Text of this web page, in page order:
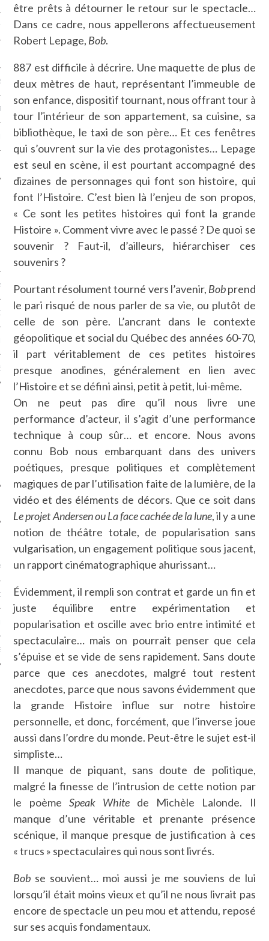
CARAVELLE
PODCAST
SUIVEZ-NOUS
CARAVELLE
CARAVELLE
PODCAST
être prêts à détourner le retour sur le spectacle…
Dans ce cadre, nous appellerons affectueusement
Robert Lepage, Bob.
887 est difficile à décrire. Une maquette de plus de
deux mètres de haut, représentant l’immeuble de
son enfance, dispositif tournant, nous offrant tour à
tour l’intérieur de son appartement, sa cuisine, sa
bibliothèque, le taxi de son père… Et ces fenêtres
qui s’ouvrent sur la vie des protagonistes… Lepage
est seul en scène, il est pourtant accompagné des
dizaines de personnages qui font son histoire, qui
font l’Histoire. C’est bien là l’enjeu de son propos,
« Ce sont les petites histoires qui font la grande
Histoire ». Comment vivre avec le passé ? De quoi se
souvenir ? Faut-il, d’ailleurs, hiérarchiser ces
souvenirs ?
Pourtant résolument tourné vers l’avenir, Bobprend
le pari risqué de nous parler de sa vie, ou plutôt de
celle de son père. L’ancrant dans le contexte
géopolitique et social du Québec des années 60-70,
il part véritablement de ces petites histoires
presque anodines, généralement en lien avec
l’Histoire et se défini ainsi, petit à petit, lui-même.
On ne peut pas dire qu’il nous livre une
performance d’acteur, il s’agit d’une performance
technique à coup sûr… et encore. Nous avons
connu Bob nous embarquant dans des univers
poétiques, presque politiques et complètement
magiques de par l’utilisation faite de la lumière, de la
vidéo et des éléments de décors. Que ce soit dans
Le projet Andersenou La face cachée de la lune, il y a une
notion de théâtre totale, de popularisation sans
vulgarisation, un engagement politique sous jacent,
un rapport cinématographique ahurissant…
Évidemment, il rempli son contrat et garde un fin et
juste équilibre entre expérimentation et
popularisation et oscille avec brio entre intimité et
spectaculaire… mais on pourrait penser que cela
s’épuise et se vide de sens rapidement. Sans doute
parce que ces anecdotes, malgré tout restent
anecdotes, parce que nous savons évidemment que
la grande Histoire influe sur notre histoire
personnelle, et donc, forcément, que l’inverse joue
aussi dans l’ordre du monde. Peut-être le sujet est-il
simpliste…
Il manque de piquant, sans doute de politique,
malgré la finesse de l’intrusion de cette notion par
le poème Speak Whitede Michèle Lalonde. Il
manque d’une véritable et prenante présence
scénique, il manque presque de justification à ces
« trucs » spectaculaires qui nous sont livrés.
Bob se souvient… moi aussi je me souviens de lui
lorsqu’il était moins vieux et qu’il ne nous livrait pas
encore de spectacle un peu mou et attendu, reposé
sur ses acquis fondamentaux.